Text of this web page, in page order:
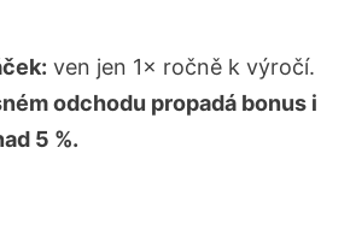
ven jen 1× ročně k výročí.
odchodu propadá bonus i
5 %.